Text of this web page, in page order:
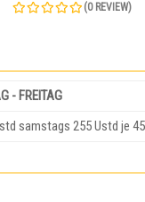
(0REVIEW)
- FREITAG
samstags 255 Ustd je